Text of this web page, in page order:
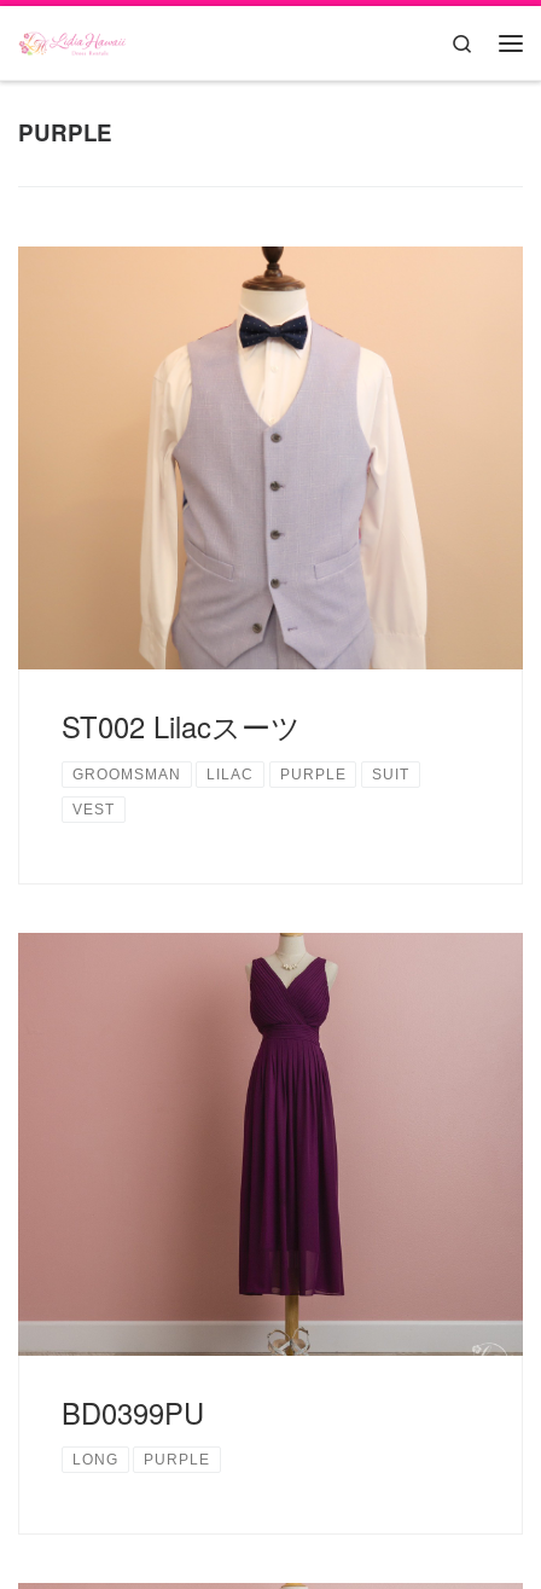
Skip to content Search
PURPLE
クロステクスチャーの生地は涼しげで熱いハワイにピッタ
リ。３Pcセット又はジャケットなしでのレンタルもOK. イン
にダークシャツを合わせたり、ベストを紺にしても素敵で
ST002 Lilacスーツ
GROOMSMAN LILAC PURPLE SUIT
VEST
BD0399PU
LONG PURPLE